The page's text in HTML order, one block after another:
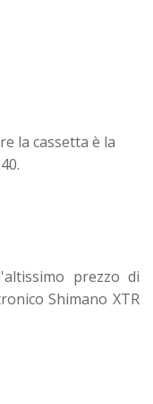
la cassetta è la
prezzo di
Shimano XTR